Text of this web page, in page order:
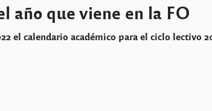
año que viene en la FO
el calendario académico para el ciclo lectivo